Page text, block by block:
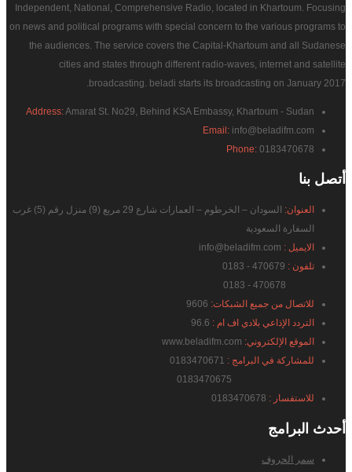
Independent, National, Comprehensive Radio, located in Khartoum. Focusing
on news and political programs with special concern to the various programs to
the audiences. The service covers the Capital-Khartoum and all Sudanese
cities and states through different radio-waves, internet and satellite
broadcasting. beladi starts its broadcasting on January 2017.
Address:Amarat St. No29, Behind KSA Embassy, Khartoum - Sudan
Email: info@beladifm.com
Phone: 0183470678
أتصل بنا
العنوان:
السودان – الخرطوم – العمارات شارع 29 مربع (9) منزل رقم (5) غرب
السفارة السعودية
الايميل :
تلفون :
للاتصال من جميع الشبكات:
التردد الإذاعي بلادي اف ام :
الموقع الإلكتروني:
للمشاركة في البرامج :
للاستفسار :
أحدث البرامج
سمر الحروف